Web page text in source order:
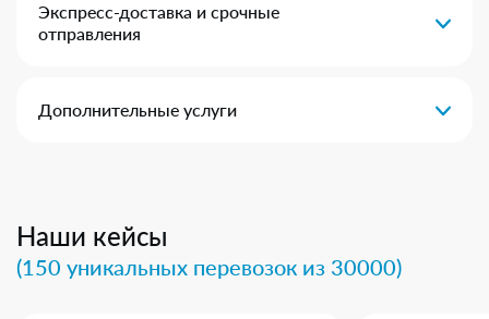
Экспресс-доставка и срочные
отправления
Дополнительные услуги
Наши кейсы
(150 уникальных перевозок из 30000)